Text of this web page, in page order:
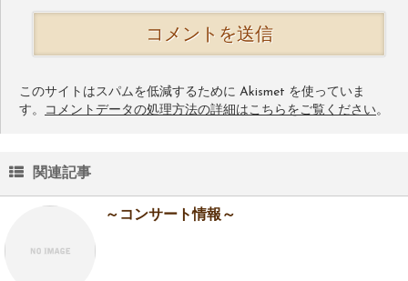
このサイトはスパムを低減するために Akismet を使っていま
す。
コメントデータの処理方法の詳細はこちらをご覧ください。
関連記事
～コンサート情報～